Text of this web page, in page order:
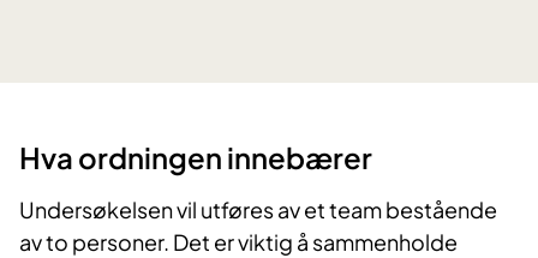
​Hva ordningen innebærer
Undersøkelsen vil utføres av et team bestående
av to personer. Det er viktig å sammenholde